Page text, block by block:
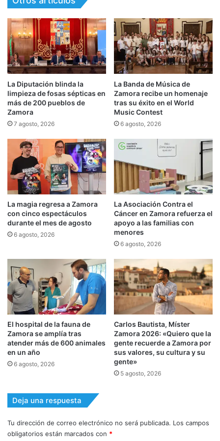
La Diputación blinda la
limpieza de fosas sépticas en
más de 200 pueblos de
Zamora
7 agosto, 2026
La Banda de Música de
Zamora recibe un homenaje
tras su éxito en el World
Music Contest
6 agosto, 2026
La magia regresa a Zamora
con cinco espectáculos
durante el mes de agosto
6 agosto, 2026
La Asociación Contra el
Cáncer en Zamora refuerza el
apoyo a las familias con
menores
6 agosto, 2026
El hospital de la fauna de
Zamora se amplía tras
atender más de 600 animales
en un año
6 agosto, 2026
Carlos Bautista, Míster
Zamora 2026: «Quiero que la
gente recuerde a Zamora por
sus valores, su cultura y su
gente»
5 agosto, 2026
Deja una respuesta
Tu dirección de correo electrónico no será publicada. Los campos
obligatorios están marcados con *